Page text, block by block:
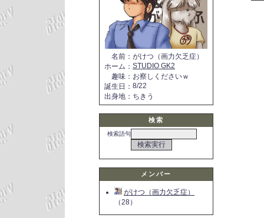
名前 ： がけつ（画力欠乏症）
ホーム ： STUDIO GK2
趣味 ： お察しくださいｗ
誕生日 ： 8/22
出身地 ： ちきう
検索
検索語句
メンバー
がけつ（画力欠乏症）
（28）